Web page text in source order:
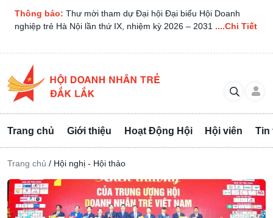
Thông báo: Thư mời tham dự Đại hội Đại biểu Hội Doanh
nghiệp trẻ Hà Nội lần thứ IX, nhiệm kỳ 2026 – 2031 ....Chi Tiết
Trang chủ Giới thiệu Hoạt Động Hội Hội viên Tin
Trang chủ / Hội nghị - Hội thảo